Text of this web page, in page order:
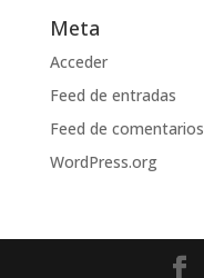
Meta
Acceder
Feed de entradas
Feed de comentarios
WordPress.org